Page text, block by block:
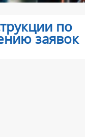
по
заявок